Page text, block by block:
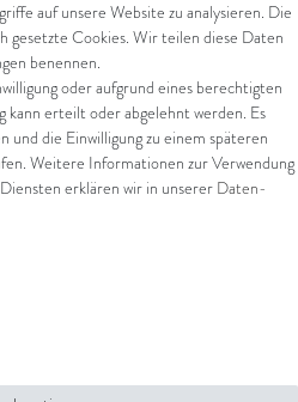
AGB
Impressum
Datenschutz
Widerrufsrecht
Zahlung und Versand
Widerrufsformular
auf unsere Website zu analysieren. Die
gesetzte Cookies. Wir teilen diese Daten
benennen.
oder aufgrund eines berechtigten
kann erteilt oder abgelehnt werden. Es
und die Einwilligung zu einem späteren
Weitere Informationen zur Verwendung
erklären wir in unserer Daten­